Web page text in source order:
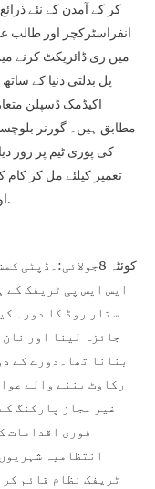
کر کے آمدن کے نئے
انفراسٹرکچر اور طالب
میں ری ڈائریکٹ کرنے
پل بدلتی دنیا کے
اکیڈمک ڈسپلن
مطابق ہیں۔ گورنر
کی پوری ٹیم پر زور
تعمیر کیلئے مل کر
اور تجاویز کے نتیجے میں کئی اہم فیصلے کیے گئے.
کوئٹہ
ایس ایس پی ٹریفک کے
ستار روڈ کا دورہ
جائزہ لینا اور
بنانا تھا۔دورے کے
رکاوٹ بننے والے
غیر مجاز پارکنگ
فوری اقدامات
انتظامیہ
ٹریفک نظام قائم